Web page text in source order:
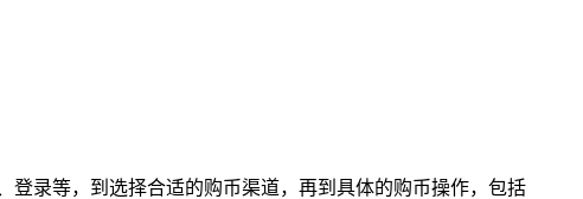
登录等，到选择合适的购币渠道，再到具体的购币操作，包括